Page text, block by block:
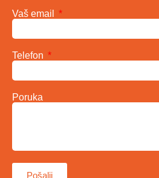
Vaš email
Telefon
Poruka
Pošalji